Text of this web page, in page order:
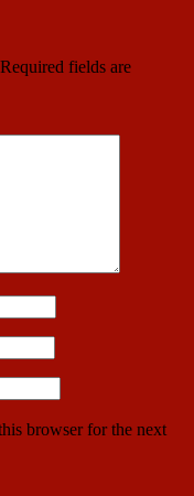
Required fields are
browser for the next